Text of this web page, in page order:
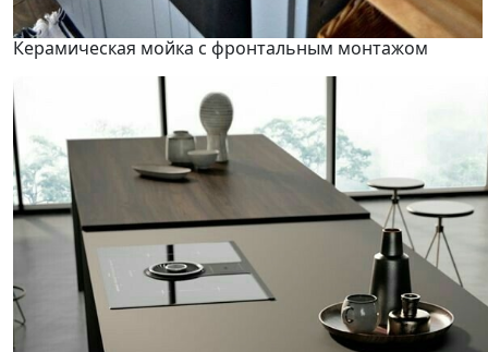
Керамическая мойка с фронтальным монтажом